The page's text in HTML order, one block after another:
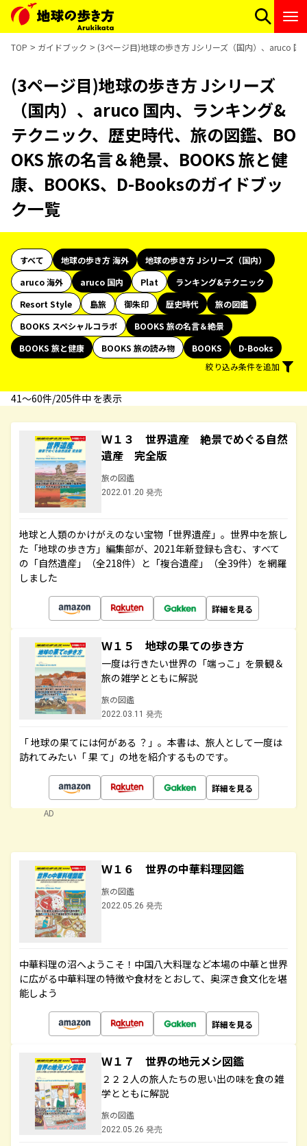
TOP ガイドブック (3ページ目)地球の歩き方 Jシリーズ（国内）、aruco 国
(3ページ目)地球の歩き方 Jシリーズ
（国内）、aruco 国内、ランキング&
テクニック、歴史時代、旅の図鑑、BO
OKS 旅の名言＆絶景、BOOKS 旅と健
康、BOOKS、D-Booksのガイドブッ
ク一覧
すべて 地球の歩き方 海外
地球の歩き方 Jシリーズ（国内）
aruco 海外
aruco 国内 Plat
ランキング&テクニック
Resort Style
島旅 御朱印 歴史時代
旅の図鑑
BOOKS スペシャルコラボ
BOOKS 旅の名言＆絶景
BOOKS 旅と健康
BOOKS 旅の読み物 BOOKS
D-Books
絞り込み条件を追加
41〜60件/205件中 を表示
Ｗ１３ 世界遺産 絶景でめぐる自然
遺産 完全版
旅の図鑑
2022.01.20 発売
地球と人類のかけがえのない宝物「世界遺産」。世界中を旅し
た「地球の歩き方」編集部が、2021年新登録も含む、すべて
の「自然遺産」（全218件）と「複合遺産」（全39件）を網羅
しました
詳細を見る
Ｗ１５ 地球の果ての歩き方
一度は行きたい世界の「端っこ」を景観＆
旅の雑学とともに解説
旅の図鑑
2022.03.11 発売
「 地球の果てには何がある ？」。本書は、旅人として一度は
訪れてみたい「 果 て」の地を紹介するものです。
詳細を見る
AD
Ｗ１６ 世界の中華料理図鑑
旅の図鑑
2022.05.26 発売
中華料理の沼へようこそ！中国八大料理など本場の中華と世界
に広がる中華料理の特徴や食材をとおして、奥深き食文化を堪
能しよう
詳細を見る
Ｗ１７ 世界の地元メシ図鑑
２２２人の旅人たちの思い出の味を食の雑
学とともに解説
旅の図鑑
2022.05.26 発売